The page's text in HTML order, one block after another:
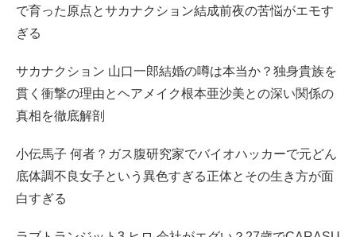
で育った原点とサカナクション結成前夜の苦悩がエモす
ぎる
サカナクション 山口一郎結婚の噂は本当か？独身貴族を
貫く衝撃の理由とヘアメイク根本亜沙美との深い関係の
真相を徹底解剖
小伝馬子 何者？ガス腹研究家でバイオハッカーで元どん
底体調不良女子という異色すぎる正体とその生き方が面
白すぎる